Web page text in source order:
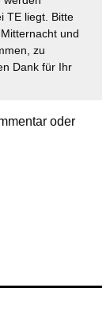
TE liegt. Bitte
und
zu
Dank für Ihr
oder